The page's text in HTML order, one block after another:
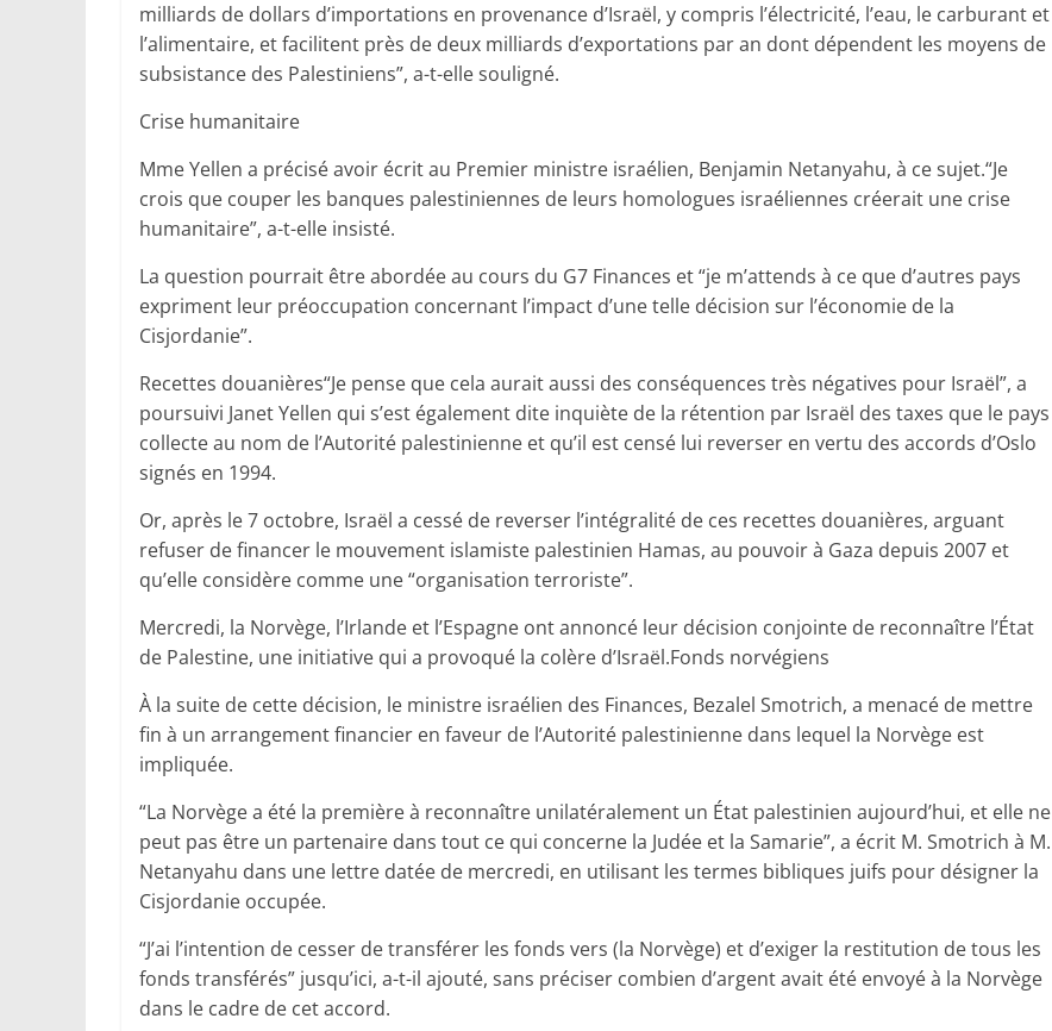
milliards de dollars d’importations en provenance d’Israël, y compris l’électricité, l’eau, le carburant et
l’alimentaire, et facilitent près de deux milliards d’exportations par an dont dépendent les moyens de
subsistance des Palestiniens”, a-t-elle souligné.
Crise humanitaire
Mme Yellen a précisé avoir écrit au Premier ministre israélien, Benjamin Netanyahu, à ce sujet.“Je
crois que couper les banques palestiniennes de leurs homologues israéliennes créerait une crise
humanitaire”, a-t-elle insisté.
La question pourrait être abordée au cours du G7 Finances et “je m’attends à ce que d’autres pays
expriment leur préoccupation concernant l’impact d’une telle décision sur l’économie de la
Cisjordanie”.
Recettes douanières“Je pense que cela aurait aussi des conséquences très négatives pour Israël”, a
poursuivi Janet Yellen qui s’est également dite inquiète de la rétention par Israël des taxes que le pays
collecte au nom de l’Autorité palestinienne et qu’il est censé lui reverser en vertu des accords d’Oslo
signés en 1994.
Or, après le 7 octobre, Israël a cessé de reverser l’intégralité de ces recettes douanières, arguant
refuser de financer le mouvement islamiste palestinien Hamas, au pouvoir à Gaza depuis 2007 et
qu’elle considère comme une “organisation terroriste”.
Mercredi, la Norvège, l’Irlande et l’Espagne ont annoncé leur décision conjointe de reconnaître l’État
de Palestine, une initiative qui a provoqué la colère d’Israël.Fonds norvégiens
À la suite de cette décision, le ministre israélien des Finances, Bezalel Smotrich, a menacé de mettre
fin à un arrangement financier en faveur de l’Autorité palestinienne dans lequel la Norvège est
impliquée.
“La Norvège a été la première à reconnaître unilatéralement un État palestinien aujourd’hui, et elle ne
peut pas être un partenaire dans tout ce qui concerne la Judée et la Samarie”, a écrit M. Smotrich à M.
Netanyahu dans une lettre datée de mercredi, en utilisant les termes bibliques juifs pour désigner la
Cisjordanie occupée.
“J’ai l’intention de cesser de transférer les fonds vers (la Norvège) et d’exiger la restitution de tous les
fonds transférés” jusqu’ici, a-t-il ajouté, sans préciser combien d’argent avait été envoyé à la Norvège
dans le cadre de cet accord.